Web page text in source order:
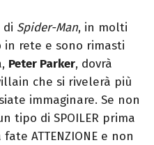
di Spider-Man, in molti
rete e sono rimasti
Peter Parker, dovrà
che si rivelerà più
immaginare. Se non
tipo di SPOILER prima
ATTENZIONE e non